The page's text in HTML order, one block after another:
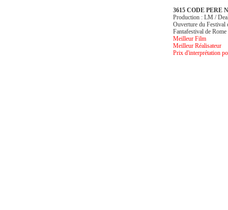
3615 CODE PERE
Production : LM /
Ouverture du Festival
Fantafestival de
Meilleur Film
Meilleur Réalisateur
Prix d'interprétation